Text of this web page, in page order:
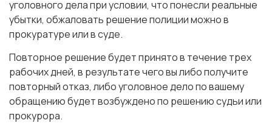
уголовного дела при условии, что понесли реальные
убытки, обжаловать решение полиции можно в
прокуратуре или в суде.
Повторное решение будет принято в течение трех
рабочих дней, в результате чего вы либо получите
повторный отказ, либо уголовное дело по вашему
обращению будет возбуждено по решению судьи или
прокурора.